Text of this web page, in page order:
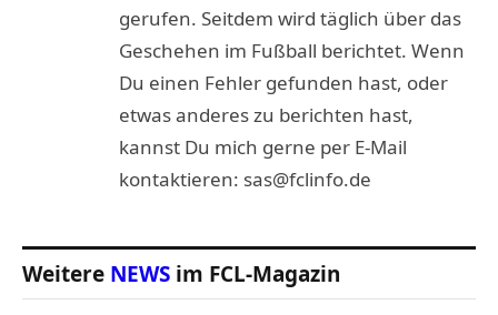
gerufen. Seitdem wird täglich über das
Geschehen im Fußball berichtet. Wenn
Du einen Fehler gefunden hast, oder
etwas anderes zu berichten hast,
kannst Du mich gerne per E-Mail
kontaktieren: sas@fclinfo.de
Weitere NEWS im FCL-Magazin